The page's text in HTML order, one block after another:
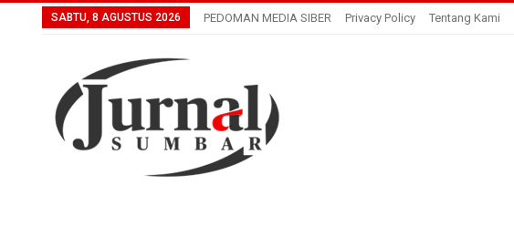
SABTU, 8 AGUSTUS 2026 PEDOMAN MEDIA SIBER Privacy Policy Tentang Kami